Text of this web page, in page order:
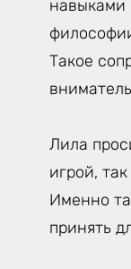
навыками
Такое
Лила
игрой,
Именно
принять